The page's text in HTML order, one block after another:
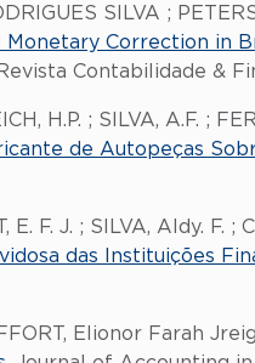
SILVA ;
Monetary Correction in
Contabilidade &
H.P. ; SILVA, A.F. ;
de Autopeças
E. F. J. ; SILVA, Aldy. F. ;
das Instituições
Elionor Farah